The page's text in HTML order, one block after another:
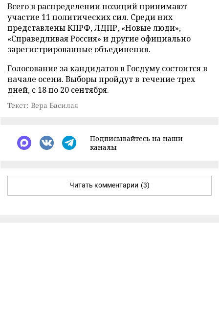
Всего в распределении позиций принимают
участие 11 политических сил. Среди них
представлены КПРФ, ЛДПР, «Новые люди»,
«Справедливая Россия» и другие официально
зарегистрированные объединения.
Голосование за кандидатов в Госдуму состоится в
начале осени. Выборы пройдут в течение трех
дней, с 18 по 20 сентября.
Текст: Вера Басилая
Подписывайтесь на наши
каналы
Читать комментарии (3)